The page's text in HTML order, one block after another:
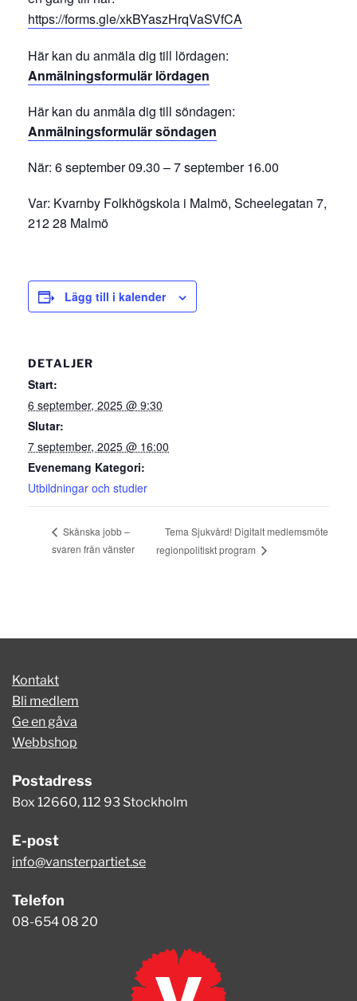
https://forms.gle/xkBYaszHrqVaSVfCA
Här kan du anmäla dig till lördagen:
Anmälningsformulär lördagen
Här kan du anmäla dig till söndagen:
Anmälningsformulär söndagen
När: 6 september 09.30 – 7 september 16.00
Var: Kvarnby Folkhögskola i Malmö, Scheelegatan 7,
212 28 Malmö
Lägg till i kalender
DETALJER
Start:
6 september, 2025 @ 9:30
Slutar:
7 september, 2025 @ 16:00
Evenemang Kategori:
Utbildningar och studier
Skånska jobb –
svaren från vänster
Tema Sjukvård! Digitalt medlemsmöte
regionpolitiskt program
Kontakt
Bli medlem
Ge en gåva
Webbshop
Postadress
Box 12660, 112 93 Stockholm
E-post
info@vansterpartiet.se
Telefon
08-654 08 20